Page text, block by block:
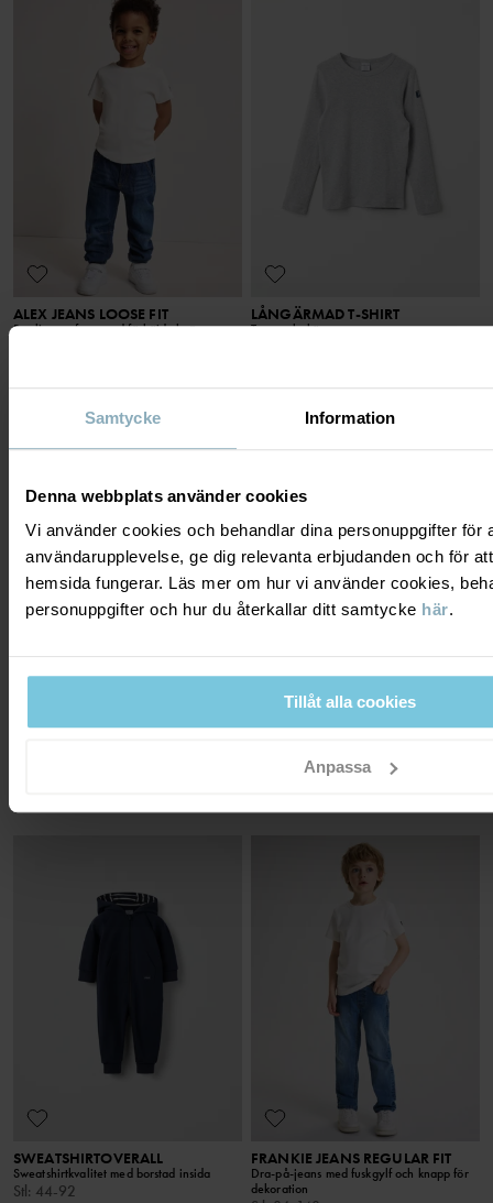
Samtycke Information
Denna webbplats använder cookies
Vi använder cookies och behandlar dina personuppgifter för
användarupplevelse, ge dig relevanta erbjudanden och för
hemsida fungerar. Läs mer om hur vi använder cookies,
personuppgifter och hur du återkallar ditt samtycke här.
Tillåt alla cookies
Anpassa
ALEX JEANS LOOSE FIT
Rymlig passform med förböjda knän
LÅNGÄRMAD T-SHIRT
Tunn och skön
PLAY LEGGINGS SWEATSHIRT
86-140
SWEATSHIRTOVERALL
Sweatshirtkvalitet med borstad insida
Stl: 44-92
FRANKIE JEANS REGULAR FIT
Dra-på-jeans med fuskgylf och knapp för
dekoration